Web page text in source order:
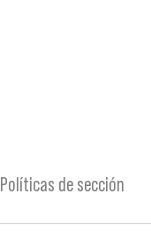
Políticas de sección